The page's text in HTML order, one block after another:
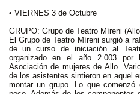
• VIERNES 3 de Octubre
GRUPO: Grupo de Teatro Míreni
El Grupo de Teatro Míreni surgió a
de un curso de iniciación al
organizado en el año 2.003 por
Asociación de mujeres de Allo.
de los asistentes sintieron en aquel
montar un grupo. Lo que